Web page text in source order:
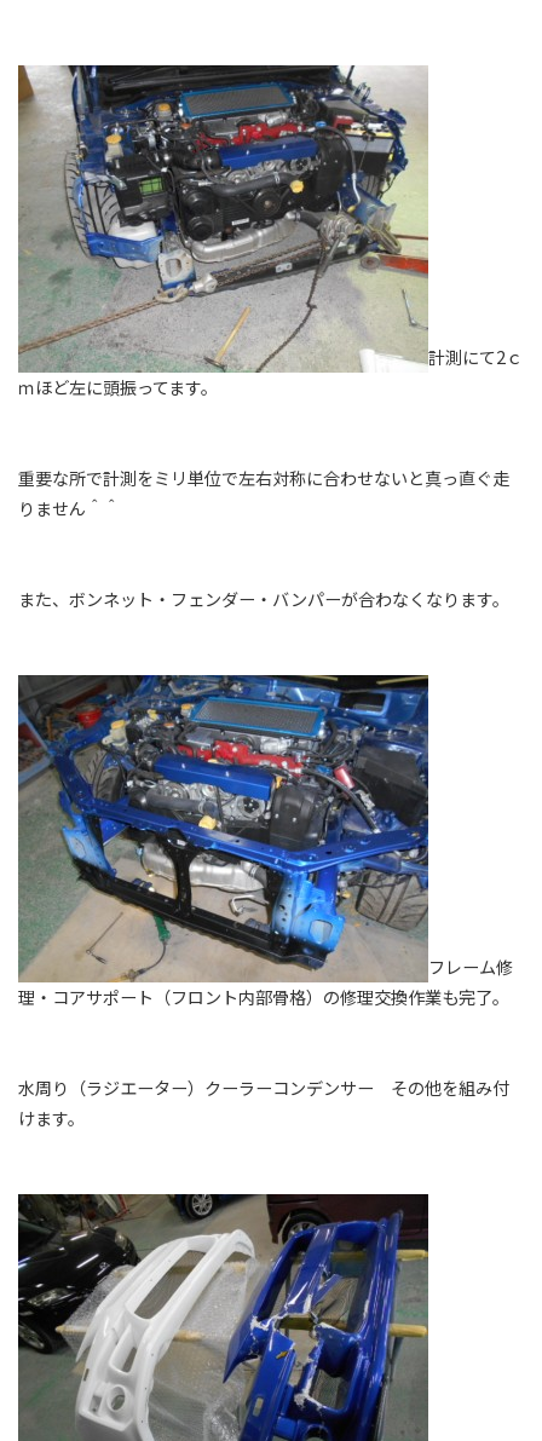
計測にて2ｃ
ｍほど左に頭振ってます。
重要な所で計測をミリ単位で左右対称に合わせないと真っ直ぐ走
りません＾＾
また、ボンネット・フェンダー・バンパーが合わなくなります。
フレーム修
理・コアサポート（フロント内部骨格）の修理交換作業も完了。
水周り（ラジエーター）クーラーコンデンサー その他を組み付
けます。